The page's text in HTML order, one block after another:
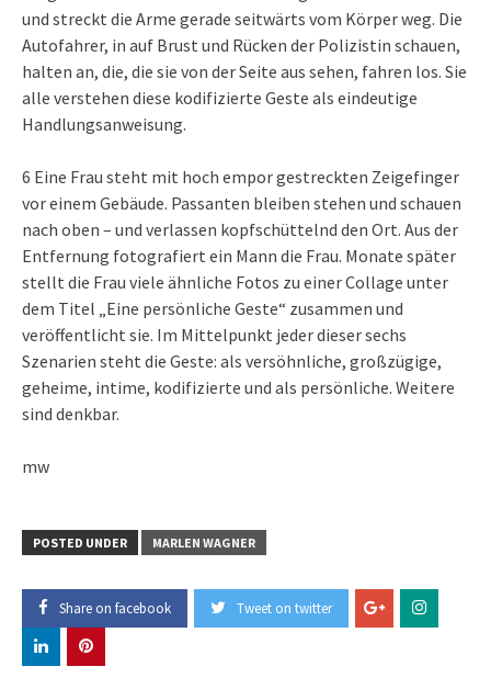
und streckt die Arme gerade seitwärts vom Körper weg. Die
Autofahrer, in auf Brust und Rücken der Polizistin schauen,
halten an, die, die sie von der Seite aus sehen, fahren los. Sie
alle verstehen diese kodifizierte Geste als eindeutige
Handlungsanweisung.
6 Eine Frau steht mit hoch empor gestreckten Zeigefinger
vor einem Gebäude. Passanten bleiben stehen und schauen
nach oben – und verlassen kopfschüttelnd den Ort. Aus der
Entfernung fotografiert ein Mann die Frau. Monate später
stellt die Frau viele ähnliche Fotos zu einer Collage unter
dem Titel „Eine persönliche Geste“ zusammen und
veröffentlicht sie. Im Mittelpunkt jeder dieser sechs
Szenarien steht die Geste: als versöhnliche, großzügige,
geheime, intime, kodifizierte und als persönliche. Weitere
sind denkbar.
mw
POSTED UNDER MARLEN WAGNER
Share on facebook Tweet on twitter